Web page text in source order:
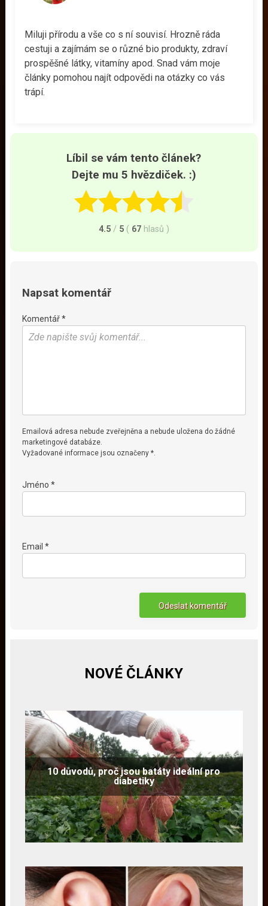
Miluji přírodu a vše co s ní souvisí. Hrozně ráda
cestuji a zajímám se o různé bio produkty, zdraví
prospěšné látky, vitamíny apod. Snad vám moje
články pomohou najít odpovědi na otázky co vás
trápí.
Líbil se vám tento článek?
Dejte mu 5 hvězdiček. :)
4.5 / 5 ( 67 hlasů )
Napsat komentář
Komentář *
Emailová adresa nebude zveřejněna a nebude uložena do žádné
marketingové databáze.
Vyžadované informace jsou označeny *.
Jméno *
Email *
NOVÉ ČLÁNKY
10 důvodů, proč jsou batáty ideální pro
diabetiky